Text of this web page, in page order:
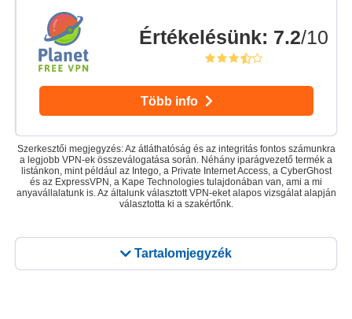
Tartalomjegyzék
Értékelésünk: 7.2/10
Több info
Szerkesztői megjegyzés: Az átláthatóság és az integritás fontos számunkra
a legjobb VPN-ek összeválogatása során. Néhány iparágvezető termék a
listánkon, mint például az Intego, a Private Internet Access, a CyberGhost
és az ExpressVPN, a Kape Technologies tulajdonában van, ami a mi
anyavállalatunk is. Az általunk választott VPN-eket alapos vizsgálat alapján
választotta ki a szakértőnk.